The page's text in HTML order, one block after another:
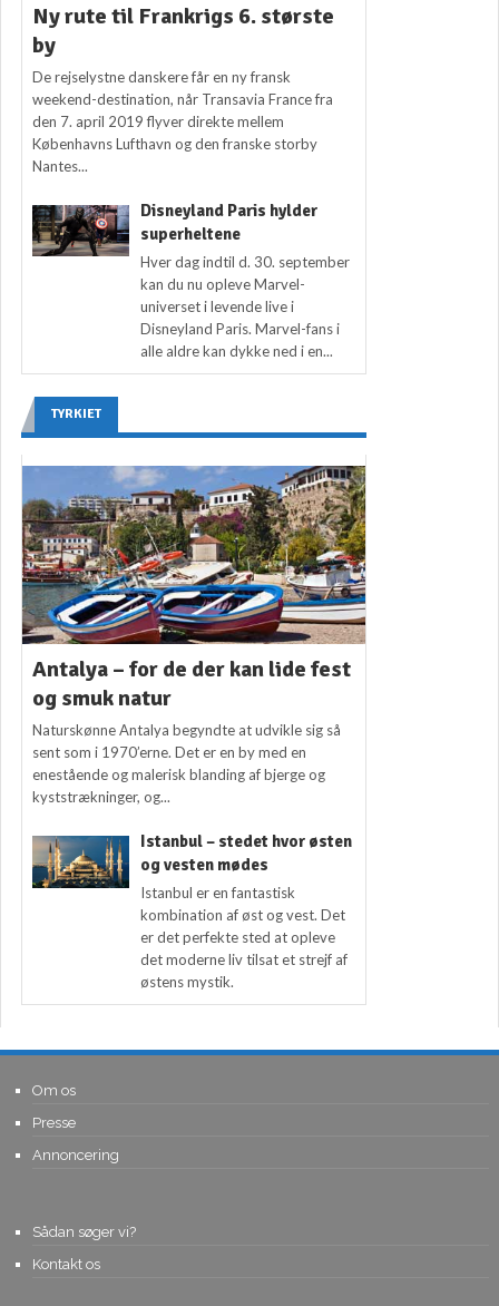
Ny rute til Frankrigs 6. største
by
De rejselystne danskere får en ny fransk
weekend-destination, når Transavia France fra
den 7. april 2019 flyver direkte mellem
Københavns Lufthavn og den franske storby
Nantes...
Disneyland Paris hylder
superheltene
Hver dag indtil d. 30. september
kan du nu opleve Marvel-
universet i levende live i
Disneyland Paris. Marvel-fans i
alle aldre kan dykke ned i en...
TYRKIET
Antalya – for de der kan lide fest
og smuk natur
Naturskønne Antalya begyndte at udvikle sig så
sent som i 1970’erne. Det er en by med en
enestående og malerisk blanding af bjerge og
kyststrækninger, og...
Istanbul – stedet hvor østen
og vesten mødes
Istanbul er en fantastisk
kombination af øst og vest. Det
er det perfekte sted at opleve
det moderne liv tilsat et strejf af
østens mystik.
Om os
Presse
Annoncering
Sådan søger vi?
Kontakt os